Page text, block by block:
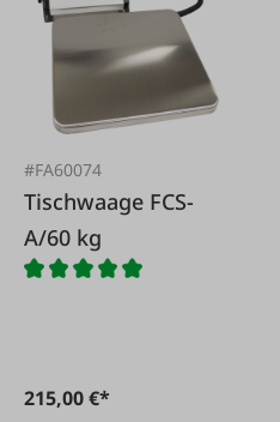
#FA60074
Tischwaage FCS-
A/60 kg
215,00 €*